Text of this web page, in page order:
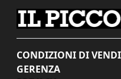
CONDIZIONI DI
GERENZA